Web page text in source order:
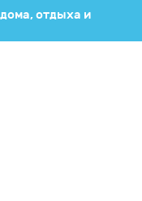
отдыха и